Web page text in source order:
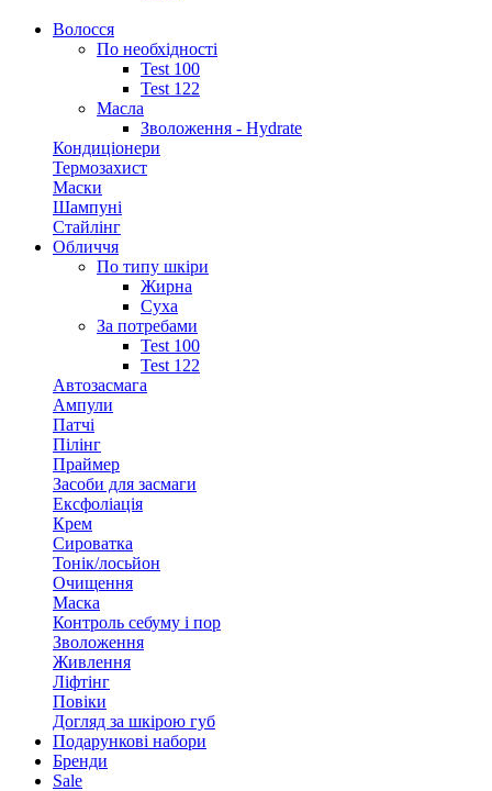
Волосся
По необхідності
Test 100
Test 122
Масла
Зволоження - Hydrate
Кондиціонери
Термозахист
Маски
Шампуні
Стайлінг
Обличчя
По типу шкіри
Жирна
Суха
За потребами
Test 100
Test 122
Автозасмага
Ампули
Патчі
Пілінг
Праймер
Засоби для засмаги
Ексфоліація
Крем
Сироватка
Тонік/лосьйон
Очищення
Маска
Контроль себуму і пор
Зволоження
Живлення
Ліфтінг
Повіки
Догляд за шкірою губ
Подарункові набори
Бренди
Sale